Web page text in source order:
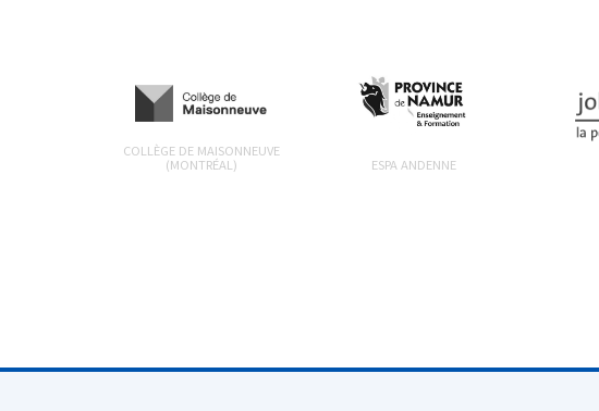
COLLÈGE DE MAISONNEUVE
(MONTRÉAL)
ESPA ANDENNE